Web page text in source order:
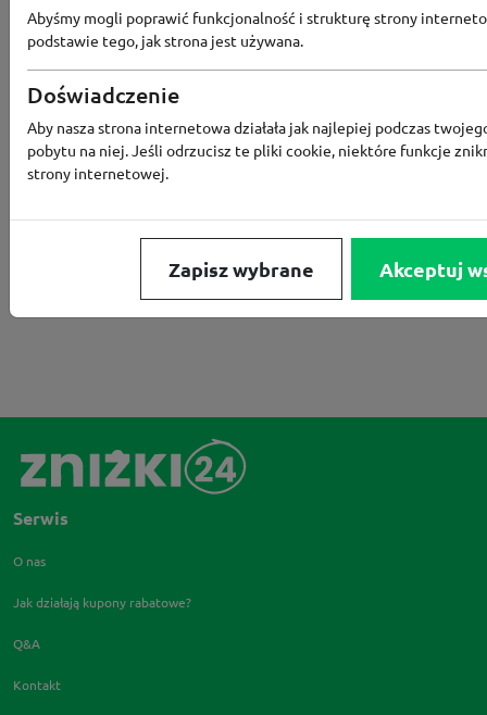
RTV EURO AGD MODIVO HEBE
MEDIA EXPERT
EOBUWIE
KOMPUTRONIK
BORN2BE
LOUNGE BY ZALANDO
ALLEGRO
HOMLA
SHEIN
ERLI
NOTINO
MEDIA MARKT ALLEGRO PAY
RENEE
Serwis
O nas
Jak działają kupony rabatowe?
Q&A
Kontakt
Abyśmy mogli poprawić funkcjonalność i strukturę strony
podstawie tego, jak strona jest używana.
Doświadczenie
Aby nasza strona internetowa działała jak najlepiej podczas
pobytu na niej. Jeśli odrzucisz te pliki cookie, niektóre funkcje
strony internetowej.
Zapisz wybrane Akceptuj